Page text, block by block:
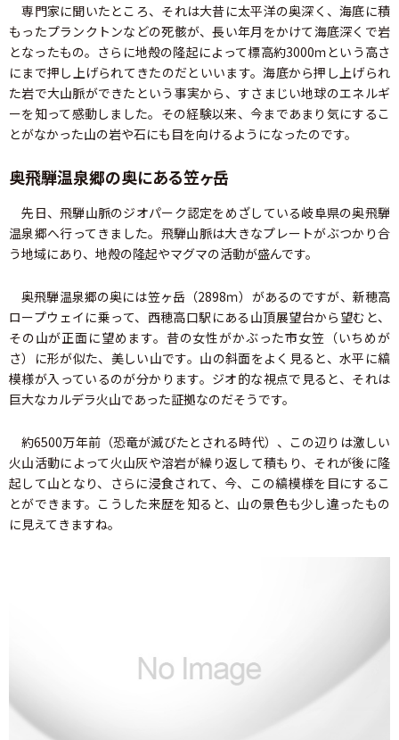
専門家に聞いたところ、それは大昔に太平洋の奥深く、海底に積
もったプランクトンなどの死骸が、長い年月をかけて海底深くで岩
となったもの。さらに地殻の隆起によって標高約3000ｍという高さ
にまで押し上げられてきたのだといいます。海底から押し上げられ
た岩で大山脈ができたという事実から、すさまじい地球のエネルギ
ーを知って感動しました。その経験以来、今まであまり気にするこ
とがなかった山の岩や石にも目を向けるようになったのです。
奥飛騨温泉郷の奥にある笠ヶ岳
先日、飛騨山脈のジオパーク認定をめざしている岐阜県の奥飛騨
温泉郷へ行ってきました。飛騨山脈は大きなプレートがぶつかり合
う地域にあり、地殻の隆起やマグマの活動が盛んです。
奥飛騨温泉郷の奥には笠ヶ岳（2898ｍ）があるのですが、新穂高
ロープウェイに乗って、西穂高口駅にある山頂展望台から望むと、
その山が正面に望めます。昔の女性がかぶった市女笠（いちめが
さ）に形が似た、美しい山です。山の斜面をよく見ると、水平に縞
模様が入っているのが分かります。ジオ的な視点で見ると、それは
巨大なカルデラ火山であった証拠なのだそうです。
約6500万年前（恐竜が滅びたとされる時代）、この辺りは激しい
火山活動によって火山灰や溶岩が繰り返して積もり、それが後に隆
起して山となり、さらに浸食されて、今、この縞模様を目にするこ
とができます。こうした来歴を知ると、山の景色も少し違ったもの
に見えてきますね。